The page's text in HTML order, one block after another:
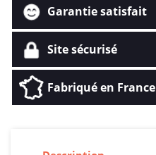
Garantie satisfait
Site sécurisé
Fabriqué en France